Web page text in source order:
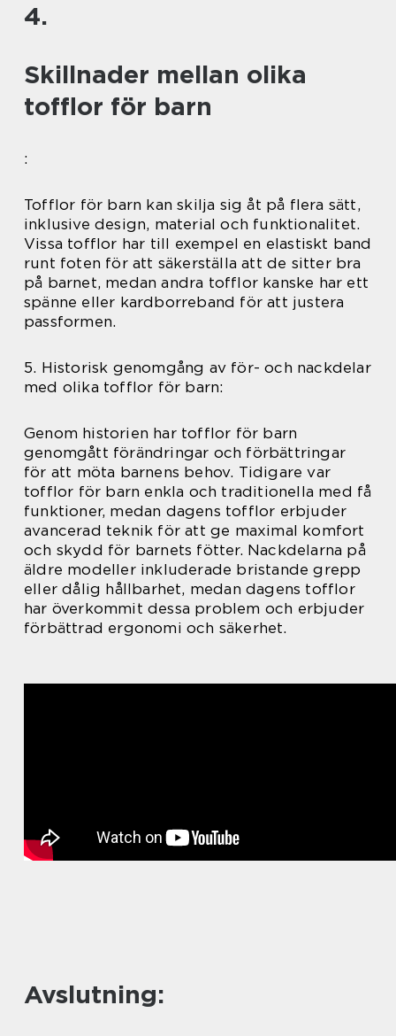
4.
Skillnader mellan olika
tofflor för barn
:
Tofflor för barn kan skilja sig åt på flera sätt,
inklusive design, material och funktionalitet.
Vissa tofflor har till exempel en elastiskt band
runt foten för att säkerställa att de sitter bra
på barnet, medan andra tofflor kanske har ett
spänne eller kardborreband för att justera
passformen.
5. Historisk genomgång av för- och nackdelar
med olika tofflor för barn:
Genom historien har tofflor för barn
genomgått förändringar och förbättringar
för att möta barnens behov. Tidigare var
tofflor för barn enkla och traditionella med få
funktioner, medan dagens tofflor erbjuder
avancerad teknik för att ge maximal komfort
och skydd för barnets fötter. Nackdelarna på
äldre modeller inkluderade bristande grepp
eller dålig hållbarhet, medan dagens tofflor
har överkommit dessa problem och erbjuder
förbättrad ergonomi och säkerhet.
Avslutning: